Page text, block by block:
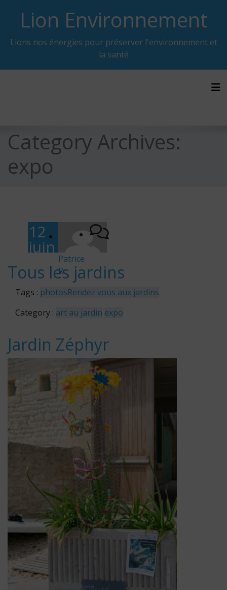
contentLion Environnement
Lions nos énergies pour préserver l'environnement et
la santé
Category Archives:
expo
12
juin
202
6
Patrice
R
-
Tous les jardins
Tags : photosRendez vous aux jardins
Category : art au jardin expo
Jardin Zéphyr